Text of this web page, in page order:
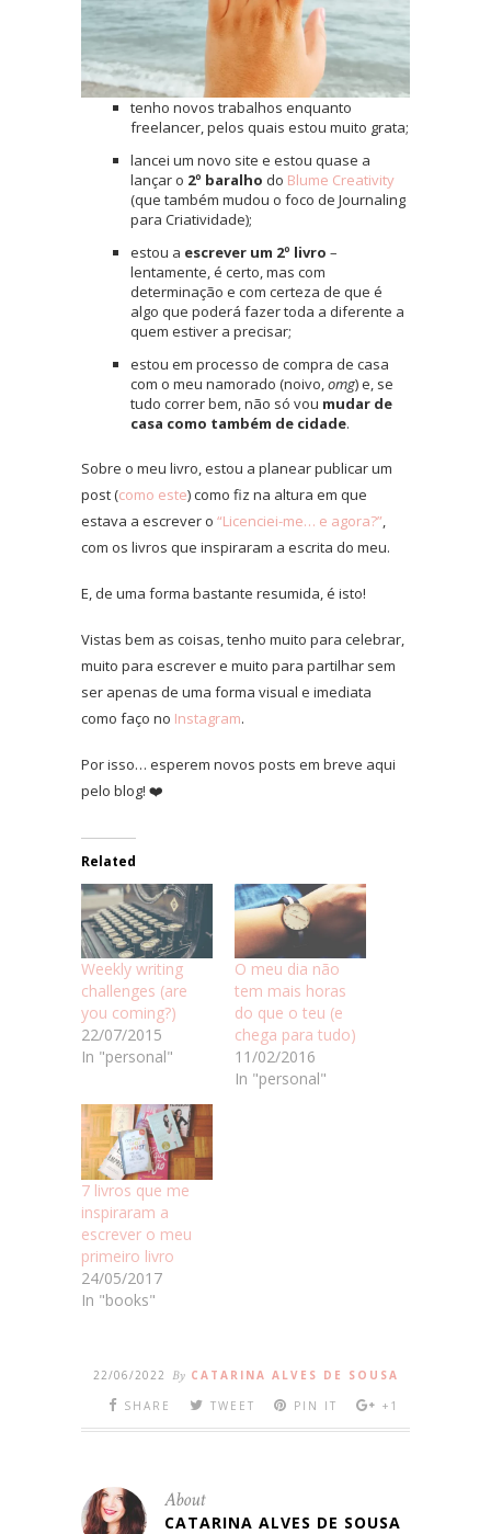
tenho novos trabalhos enquanto
freelancer, pelos quais estou muito grata;
lancei um novo site e estou quase a
lançar o 2º baralho do Blume Creativity
(que também mudou o foco de Journaling
para Criatividade);
estou a escrever um 2º livro –
lentamente, é certo, mas com
determinação e com certeza de que é
algo que poderá fazer toda a diferente a
quem estiver a precisar;
estou em processo de compra de casa
com o meu namorado (noivo,omg) e, se
tudo correr bem, não só vou mudar de
casa como também de cidade.
Sobre o meu livro, estou a planear publicar um
post (como este) como fiz na altura em que
estava a escrever o “Licenciei-me… e agora?”,
com os livros que inspiraram a escrita do meu.
E, de uma forma bastante resumida, é isto!
Vistas bem as coisas, tenho muito para celebrar,
muito para escrever e muito para partilhar sem
ser apenas de uma forma visual e imediata
como faço no Instagram.
Por isso… esperem novos posts em breve aqui
pelo blog! ❤️
Related
Weekly writing
challenges (are
you coming?)
22/07/2015
In "personal"
O meu dia não
tem mais horas
do que o teu (e
chega para tudo)
11/02/2016
In "personal"
7 livros que me
inspiraram a
escrever o meu
primeiro livro
24/05/2017
In "books"
22/06/2022 By CATARINA ALVES DE SOUSA
SHARE
TWEET PIN IT +1
About
CATARINA ALVES DE SOUSA